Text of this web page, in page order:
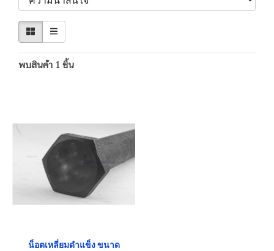
พบสินค้า 1 ชิ้น
น็อตเหลี่ยมดำแข็ง ขนาด